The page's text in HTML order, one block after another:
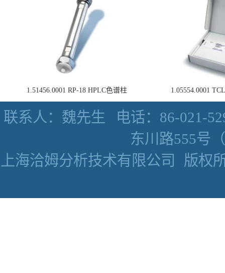
1.51456.0001 RP-18 HPLC色谱柱 1.05554.0001
联系人：魏先生
电话：86-021-
东川路555号
上海洽姆分析技术有限公司
版权